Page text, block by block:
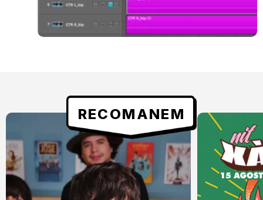
RECOMANEM